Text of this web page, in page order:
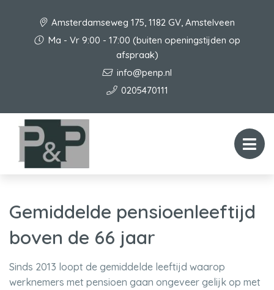
Amsterdamseweg 175, 1182 GV, Amstelveen
Ma - Vr 9:00 - 17:00 (buiten openingstijden op
afspraak)
info@penp.nl
0205470111
Gemiddelde pensioenleeftijd
boven de 66 jaar
Sinds 2013 loopt de gemiddelde leeftijd waarop
werknemers met pensioen gaan ongeveer gelijk op met